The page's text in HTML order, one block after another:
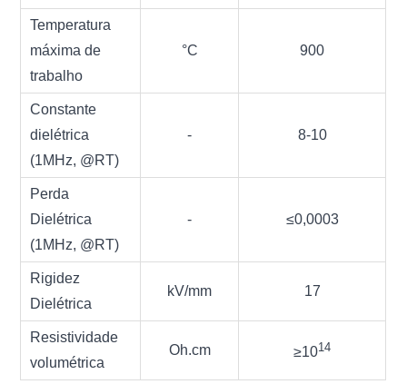
Temperatura
máxima de
trabalho
°C 900
Constante
dielétrica
(1MHz, @RT)
- 8-10
Perda
Dielétrica
(1MHz, @RT)
- ≤0,0003
Rigidez
Dielétrica
kV/mm 17
Resistividade
volumétrica
Oh.cm ≥1014